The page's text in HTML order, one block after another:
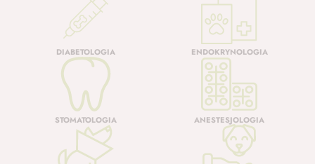
DIABETOLOGIA ENDOKRYNOLOGIA
STOMATOLOGIA ANESTESJOLOGIA